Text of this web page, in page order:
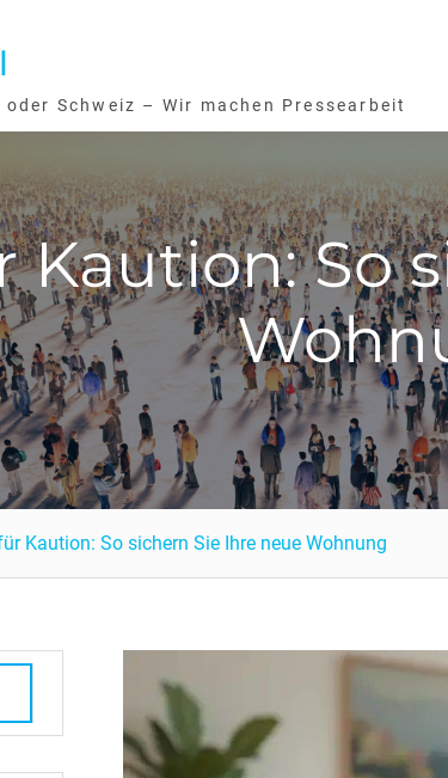
Schweiz – Wir machen Pressearbeit
Kaution: So
Kaution: So sichern Sie Ihre neue Wohnung